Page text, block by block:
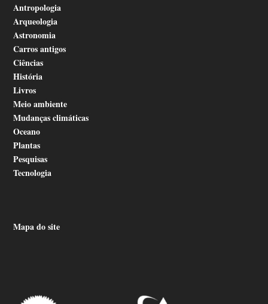
Antropologia
Arqueologia
Astronomia
Carros antigos
Ciências
História
Livros
Meio ambiente
Mudanças climáticas
Oceano
Plantas
Pesquisas
Tecnologia
Mapa do site